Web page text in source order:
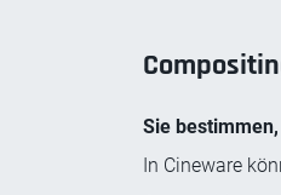
Sie
In Cineware